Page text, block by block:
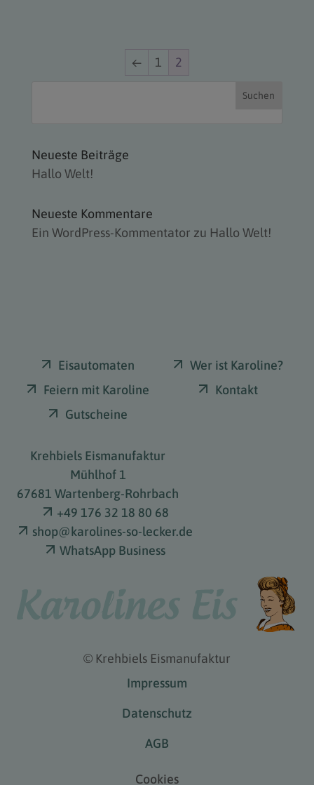
← 1 2
Suchen
Neueste Beiträge
Hallo Welt!
Neueste Kommentare
Ein WordPress-Kommentator zu Hallo Welt!
Eisautomaten
Feiern mit Karoline
Gutscheine
Wer ist Karoline?
Kontakt
Krehbiels Eismanufaktur
Mühlhof 1
67681 Wartenberg-Rohrbach
+49 176 32 18 80 68
shop@karolines-so-lecker.de
WhatsApp Business
© Krehbiels Eismanufaktur
Impressum
Datenschutz
AGB
Cookies